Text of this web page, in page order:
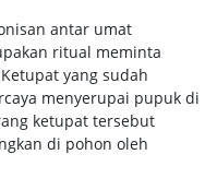
antar umat
ritual meminta
yang sudah
menyerupai pupuk di
ketupat tersebut
di pohon oleh